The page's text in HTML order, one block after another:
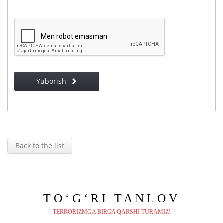
Yuborish
Back to the list
TO‘G‘RITANLOV
TERRORIZMGA BIRGA QARSHI TURAMIZ!